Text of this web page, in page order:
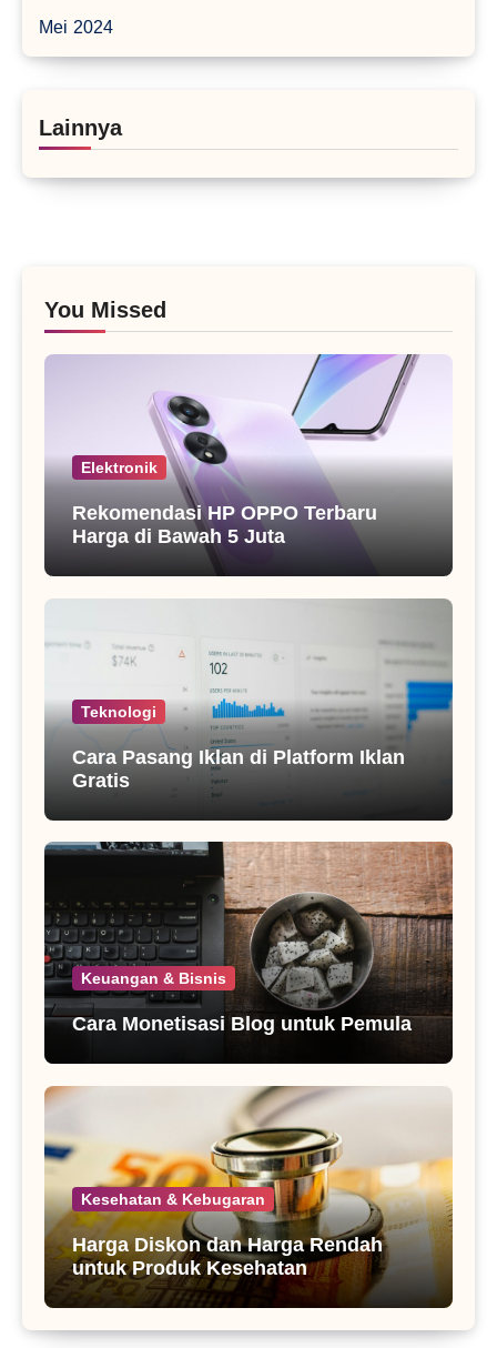
Mei 2024
Lainnya
You Missed
Elektronik
Rekomendasi HP OPPO Terbaru
Harga di Bawah 5 Juta
Teknologi
Cara Pasang Iklan di Platform Iklan
Gratis
Keuangan & Bisnis
Cara Monetisasi Blog untuk Pemula
Kesehatan & Kebugaran
Harga Diskon dan Harga Rendah
untuk Produk Kesehatan